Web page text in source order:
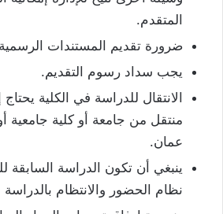
المتقدم.
ضرورة تقديم المستندات
يجب سداد رسوم التقديم.
الانتقال للدراسة في الكلية
منتقل من جامعة أو كلية جامعية
عمان.
ينبغي أن تكون الدراسة
نظام الحضور والانتظام بالدراسة